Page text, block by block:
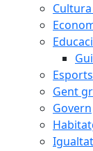
Esports
Gent
Govern
Igualtat